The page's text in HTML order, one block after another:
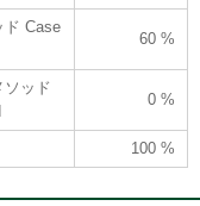
ド Case
60 %
ソッド
0 %
100 %